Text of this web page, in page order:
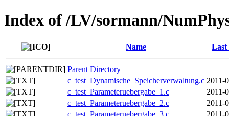
Index of /LV/sormann/
Name Last
Parent Directory
c_test_Dynamische_Speicherverwaltung.c 2011-
c_test_Parameteruebergabe_1.c
2011-
c_test_Parameteruebergabe_2.c
2011-
c_test_Parameteruebergabe_3.c
2011-